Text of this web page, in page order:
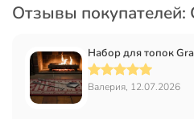
Отзывы покупателей:
Набор для топок
Валерия, 12.07.2026